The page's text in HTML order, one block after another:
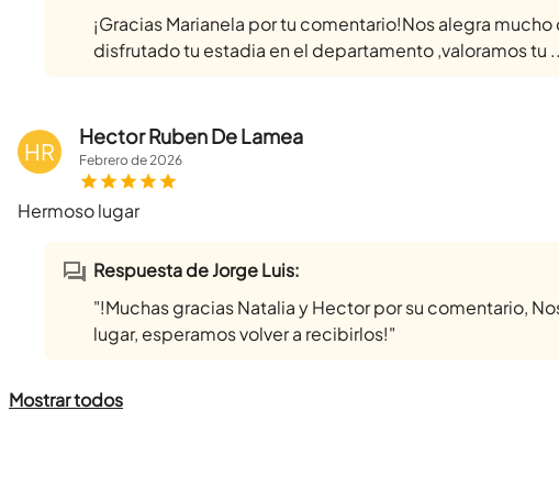
¡Gracias Marianela por tu comentario!Nos alegra mucho
disfrutado tu estadia en el departamento ,valoramos tu
HR
Hector Ruben De Lamea
Febrerode2026
Hermoso lugar
Respuesta de Jorge Luis:
"!Muchas gracias Natalia y Hector por su comentario,
lugar, esperamos volver a recibirlos!"
Mostrar todos